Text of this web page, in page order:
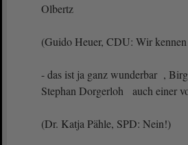
Olbertz
(Guido Heuer, CDU: Wir
- das ist ja ganz wunderbar ,
Stephan Dorgerloh auch einer
(Dr. Katja Pähle, SPD: Nein!)